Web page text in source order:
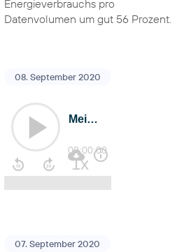
Energieverbrauchs pro
Datenvolumen um gut 56 Prozent.
08. September 2020
07. September 2020